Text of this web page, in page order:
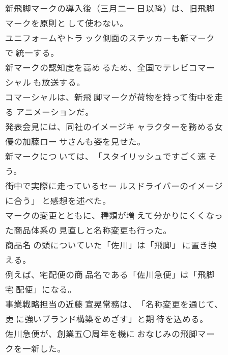
新飛脚マークの導入後（三月二一 日以降）は、旧飛脚
マークを原則と して使わない。
ユニフォームやトラ ック側面のステッカーも新マーク
で 統一する。
新マークの認知度を高め るため、全国でテレビコマー
シャル も放送する。
コマーシャルは、新飛 脚マークが荷物を持って街中を走
る アニメーションだ。
発表会見には、同社のイメージキ ャラクターを務める女
優の加藤ロー サさんも姿を見せた。
新マークにつ いては、「スタイリッシュですごく速 そ
う。
街中で実際に走っているセー ルスドライバーのイメージ
に合う」 と感想を述べた。
マークの変更とともに、種類が増 えて分かりにくくなっ
た商品体系の 見直しと名称変更も行った。
商品名 の頭についていた「佐川」は「飛脚」 に置き換
える。
例えば、宅配便の商 品名である「佐川急便」は「飛脚
宅 配便」になる。
事業戦略担当の近藤 宣晃常務は、「名称変更を通じて、
更 に強いブランド構築をめざす」と期 待を込める。
佐川急便が、創業五〇周年を機に おなじみの飛脚マー
クを一新した。